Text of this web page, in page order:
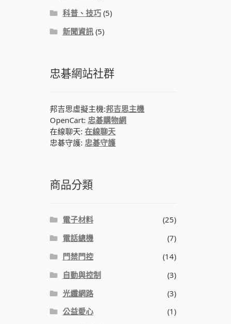
科普、技巧(5)
新聞資訊(5)
忠碁網站社群
邦吉思虛擬主機:邦吉思主機
OpenCart: 忠碁購物網
在線聊天:在線聊天
忠碁守護: 忠碁守護
商品分類
電子材料
(25)
電話總機
(7)
門禁門控
(14)
自動與控制
(3)
光纖網路
(3)
公益愛心
(1)